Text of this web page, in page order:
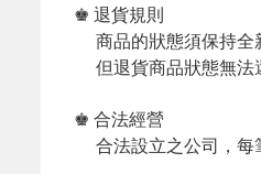
♚ 退貨規則
商品的狀態須保持全
但退貨商品狀態無法
♚ 合法經營
合法設立之公司，每